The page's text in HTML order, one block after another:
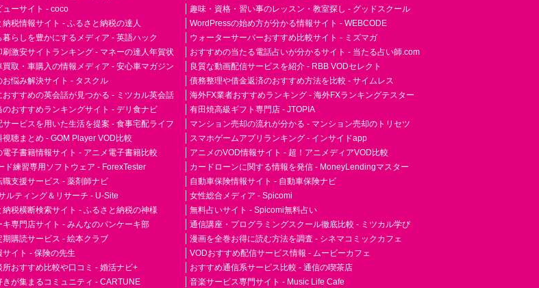
ューサイト - coco
納税情報サイト - ふるさと納税の達人
暮らしを豊かにするメディア - 英語ハック
刷激安サイトランキング - マネーの達人年賀状
買取・車購入の情報メディア - 安心車マガジン
お悩み解決サイト - タスクル
おすすめの英会話が見つかる - ミツカル英会話
のおすすめランキングサイト - デリ食ナビ
サービスを用いた生活を提案 - 食事宅配ライフ
視聴まとめ - GOM Player VOD比較
電子書籍情報サイト - アニメ電子書籍比較
ド練習専用ソフトウェア - ForexTester
職支援サービス - 薬剤師ナビ
ルティング＆リサーチ - U-Site
納税横断検索サイト - ふるさと納税の神様
キ専門店サイト - みんなのパンケーキ部
期購読サービス - 絵本クラブ
サイト - 保険の先生
所おすすめ比較や口コミ - 婚活ナビ+
きが集まるコミュニティ - CARTUNE
趣味・資格・習い事のレッスン・教室探し - グッドスクール
WordPressの始め方が分かる情報サイト - WEBCODE
ウォーターサーバーおすすめ比較サイト - ミズマガ
おすすめの当たる電話占いが分かるサイト - 当たる占い師.com
良質な動画配信サービスを紹介 - RBB VODセレクト
債務整理や借金返済のおすすめ方法を比較 - サイムレス
海外FX業者おすすめランキング - 海外FXランキングテスター
有田焼高級ギフト専門店 - JTOPIA
マンション売却の流れが分かる - マンション売却のトリセツ
スマホゲームアプリランキング - インサイドapp
アニメのVOD情報サイト - 超！アニメディアVOD比較
カードローンに関する情報を発信 - MoneyLendingマスター
自動車保険情報サイト - 自動車保険ナビ
女性総合メディア - Spicomi
無料占いサイト - Spicomi無料占い
通信講座・プログラミングスクール徹底比較 - ミツカル学び
漫画を全巻お得に読む方法を調査 - シネマコミックカフェ
VODおすすめ配信サービス情報 - ムービーカフェ
おすすめ通信系サービス比較 - 通信の喫茶店
音楽サービス専門サイト - Music Life Cafe